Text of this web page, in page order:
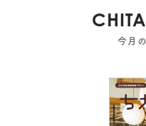
今月